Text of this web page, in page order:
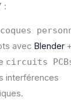
:
coques
avec Blender
circuits
interférences